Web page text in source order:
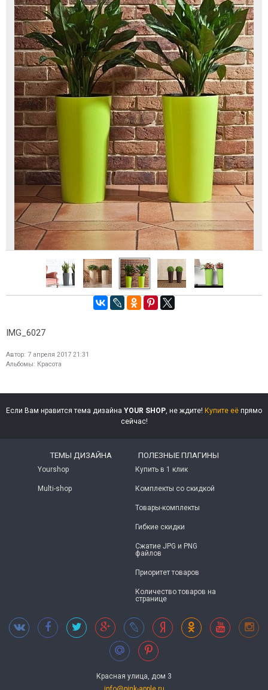
IMG_6027
Автор: 7 апреля 2017 21:31
Альбомы: Красота
Если Вам нравится тема дизайна YOUR SHOP, не ждите! Купите её прямо
сейчас!
ТЕМЫ ДИЗАЙНА
Yourshop
Multi-shop
ПОЛЕЗНЫЕ ПЛАГИНЫ
Купить в 1 клик
Комплекты со скидкой
Товары-комплекты
Гибкие скидки
Сжатие JPG и PNG
файлов
Приоритет товаров
Количество товаров на
странице
Красная улица, дом 3